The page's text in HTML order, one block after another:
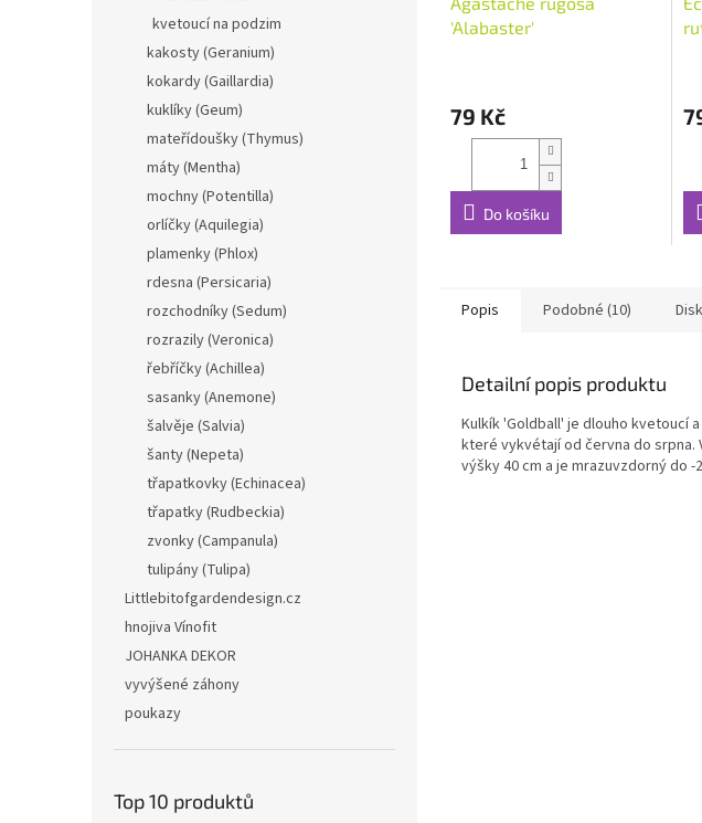
kvetoucí na podzim
kakosty (Geranium)
kokardy (Gaillardia)
kuklíky (Geum)
mateřídoušky (Thymus)
máty (Mentha)
mochny (Potentilla)
orlíčky (Aquilegia)
plamenky (Phlox)
rdesna (Persicaria)
rozchodníky (Sedum)
rozrazily (Veronica)
řebříčky (Achillea)
sasanky (Anemone)
šalvěje (Salvia)
šanty (Nepeta)
třapatkovky (Echinacea)
třapatky (Rudbeckia)
zvonky (Campanula)
tulipány (Tulipa)
Littlebitofgardendesign.cz
hnojiva Vínofit
JOHANKA DEKOR
vyvýšené záhony
poukazy
Top 10 produktů
'Alabaster'
79 Kč
Do košíku
Popis Podobné (10)
Detailní popis produktu
Kulkík 'Goldball' je dlouho kvetoucí
které vykvétají od června do srpna.
výšky 40 cm a je mrazuvzdorný do -